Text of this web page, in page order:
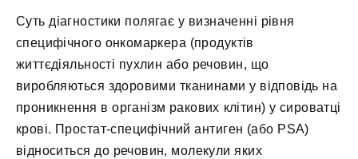
Суть діагностики полягає у визначенні рівня
специфічного онкомаркера (продуктів
життєдіяльності пухлин або речовин, що
виробляються здоровими тканинами у відповідь на
проникнення в організм ракових клітин) у сироватці
крові. Простат-специфічний антиген (або PSA)
відноситься до речовин, молекули яких